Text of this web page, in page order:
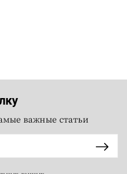
важные статьи